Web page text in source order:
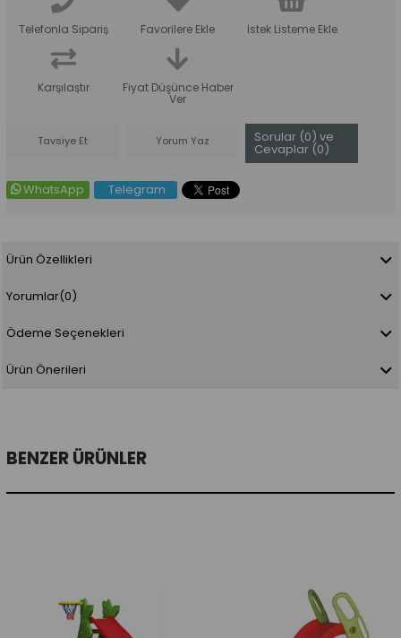
Telefonla Sipariş Favorilere Ekle İstek Listeme Ekle
Karşılaştır Fiyat Düşünce Haber
Ver
Tavsiye Et Yorum Yaz Sorular (0) ve
Cevaplar (0)
WhatsApp Telegram
Ürün Özellikleri
Yorumlar(0)
Ödeme Seçenekleri
Ürün Önerileri
BENZER ÜRÜNLER